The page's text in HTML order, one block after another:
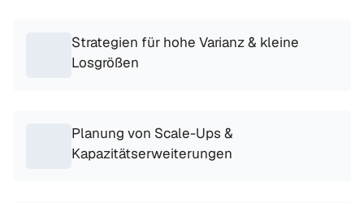
Strategien für hohe Varianz & kleine
Losgrößen
Planung von Scale-Ups &
Kapazitätserweiterungen